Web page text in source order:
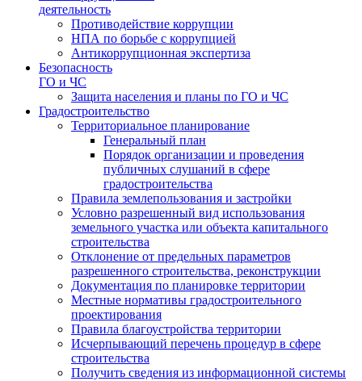
деятельность
Противодействие коррупции
НПА по борьбе с коррупцией
Антикоррупционная экспертиза
Безопасность
ГО и ЧС
Защита населения и планы по ГО и ЧС
Градостроительство
Территориальное планирование
Генеральный план
Порядок организации и проведения
публичных слушаний в сфере
градостроительства
Правила землепользования и застройки
Условно разрешенный вид использования
земельного участка или объекта капитального
строительства
Отклонение от предельных параметров
разрешенного строительства, реконструкции
Документация по планировке территории
Местные нормативы градостроительного
проектирования
Правила благоустройства территории
Исчерпывающий перечень процедур в сфере
строительства
Получить сведения из информационной системы